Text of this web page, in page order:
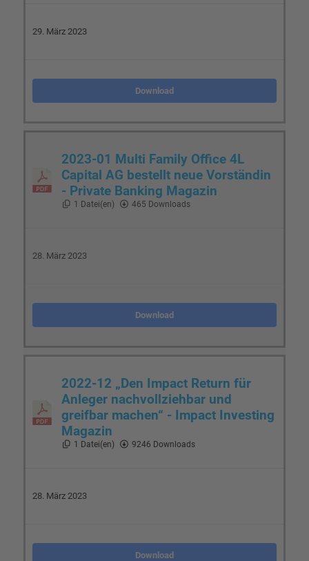
29. März 2023
Download
2023-01 Multi Family Office 4L
Capital AG bestellt neue Vorständin
- Private Banking Magazin
1 Datei(en) 465 Downloads
28. März 2023
Download
2022-12 „Den Impact Return für
Anleger nachvollziehbar und
greifbar machen“ - Impact Investing
Magazin
1 Datei(en) 9246 Downloads
28. März 2023
Download